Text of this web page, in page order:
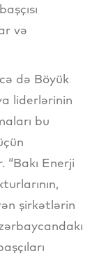
və
də Böyük
liderlərinin
bu
Enerji
şirkətlərin